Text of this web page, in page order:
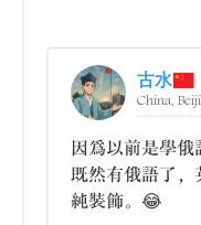
古水
China,
因爲以前是學俄
既然有俄語了，
純裝飾。😂